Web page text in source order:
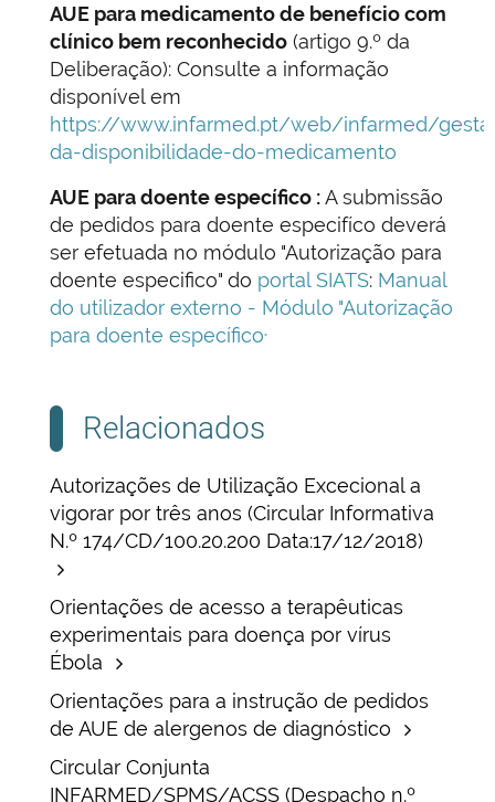
AUE para medicamento de benefício com
clínico bem reconhecido (artigo 9.º da
Deliberação): Consulte a informação
disponível em
https://www.infarmed.pt/web/infarmed/
da-disponibilidade-do-medicamento
AUE para doente específico :A submissão
de pedidos para doente especifíco deverá
ser efetuada no módulo "Autorização para
doente especifico" do portal SIATS: Manual
do utilizador externo - Módulo "Autorização
para doente específico"
Relacionados
Autorizações de Utilização Excecional a
vigorar por três anos (Circular Informativa
N.º 174/CD/100.20.200 Data:17/12/2018)
Orientações de acesso a terapêuticas
experimentais para doença por vírus
Ébola
Orientações para a instrução de pedidos
de AUE de alergenos de diagnóstico
Circular Conjunta
INFARMED/SPMS/ACSS (Despacho n.º